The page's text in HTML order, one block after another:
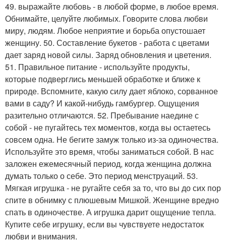
49. выражайте любовь - в любой форме, в любое время.
Обнимайте, целуйте любимых. Говорите слова любви
миру, людям. Любое неприятие и борьба опустошает
женщину. 50. Составление букетов - работа с цветами
дает заряд новой силы. Заряд обновления и цветения.
51. Правильное питание - используйте продукты,
которые подверглись меньшей обработке и ближе к
природе. Вспомните, какую силу дает яблоко, сорванное
вами в саду? И какой-нибудь гамбургер. Ощущения
разительно отличаются. 52. Пребывание наедине с
собой - не пугайтесь тех моментов, когда вы остаетесь
совсем одна. Не бегите замуж только из-за одиночества.
Используйте это время, чтобы заниматься собой. В нас
заложен ежемесячный период, когда женщина должна
думать только о себе. Это период менструаций. 53.
Мягкая игрушка - не ругайте себя за то, что вы до сих пор
спите в обнимку с плюшевым Мишкой. Женщине вредно
спать в одиночестве. А игрушка дарит ощущение тепла.
Купите себе игрушку, если вы чувствуете недостаток
любви и внимания.